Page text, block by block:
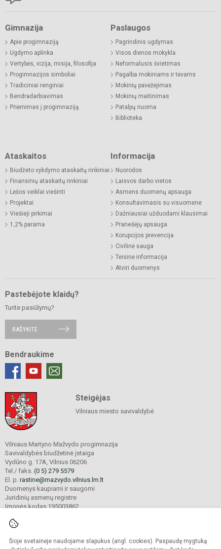
Šioje svetainėje naudojame slapukus (angl. cookies). Paspaudę mygtuką
Gimnazija
Apie progimnaziją
Ugdymo aplinka
Vertybės, vizija, misija, filosofija
Progimnazijos simboliai
Tradiciniai renginiai
Bendradarbiavimas
Priėmimas į progimnaziją
Paslaugos
Pagrindinis ugdymas
Visos dienos mokykla
Neformalusis švietimas
Pagalba mokiniams ir tėvams
Mokinių pavėžėjimas
Mokinių maitinimas
Patalpų nuoma
Biblioteka
Ataskaitos
Biudžeto vykdymo ataskaitų rinkiniai
Finansinių ataskaitų rinkiniai
Lėšos veiklai viešinti
Projektai
Viešieji pirkimai
1,2% parama
Informacija
Nuorodos
Laisvos darbo vietos
Asmens duomenų apsauga
Konsultavimasis su visuomene
Dažniausiai užduodami klausimai
Pranešėjų apsauga
Korupcijos prevencija
Civilinė sauga
Teisinė informacija
Atviri duomenys
Pastebėjote klaidų?
Turite pasiūlymų?
RAŠYKITE
Bendraukime
Steigėjas
Vilniaus miesto savivaldybė
Vilniaus Martyno Mažvydo progimnazija
Savivaldybės biudžetinė įstaiga
Vydūno g. 17A, Vilnius 06206
Tel./ faks. (0 5) 279 5579
El. p. rastine@mazvydo.vilnius.lm.lt
Duomenys kaupiami ir saugomi
Juridinių asmenų registre
Įmonės kodas 195003862
© 2022. Vilniaus Martyno Mažvydo progimnazija. Visos teisės saugomos.